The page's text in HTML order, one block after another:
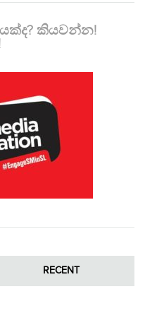
කියවන්න!
RECENT